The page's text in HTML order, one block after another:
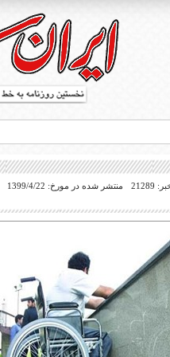
بریل در جهان
منتشر شده در مورخ: 1399/4/22